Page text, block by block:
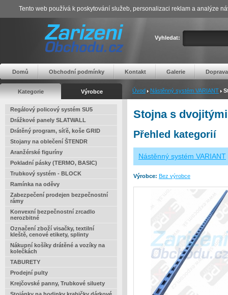
Vyhledat:
Domů Obchodní podmínky Kontakt Galerie Doprava
Kategorie Výrobce Úvod Nástěnný systém VARIANT
Regálový policový systém SU5
Drážkové panely SLATWALL
Drátěný program, síťě, koše GRID
Stojany na oblečení ŠTENDR
Aranžérské figuríny
Pokladní pásky (TERMO, BASIC)
Trubkový systém - BLOCK
Ramínka na oděvy
Zabezpečení prodejen bezpečnostní
rámy
Konvexní bezpečnostní zrcadlo
nerozbitné
Označení zboží visačky, textilní
kleště, cenové etikety, splinty
Nákupní košíky drátěné a vozíky na
kolečkách
TABURETY
Prodejní pulty
Krejčovské panny, Trubkové siluety
Stojna s
Přehled kategorií
Nástěnný systém VARIANT
Výrobce: Bez výrobce
Tento web používá k poskytování služeb, personalizaci reklam a analýze